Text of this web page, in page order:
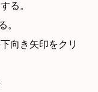
る。
。
向き矢印をクリ